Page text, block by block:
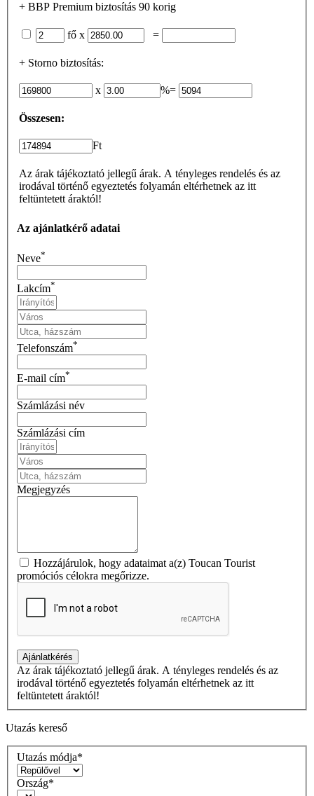
+ BBP Premium biztosítás 90 korig
fő x =
+ Storno biztosítás:
x %=
Összesen:
Ft
Az árak tájékoztató jellegű árak. A tényleges rendelés és az
irodával történő egyeztetés folyamán eltérhetnek az itt
feltüntetett áraktól!
Az ajánlatkérő adatai
Neve*
Lakcím*
Telefonszám*
E-mail cím*
Számlázási név
Számlázási cím
Megjegyzés
Hozzájárulok, hogy adataimat a(z) Toucan Tourist
promóciós célokra megőrizze.
Az árak tájékoztató jellegű árak. A tényleges rendelés és az
irodával történő egyeztetés folyamán eltérhetnek az itt
feltüntetett áraktól!
Utazás kereső
Utazás módja*
Ország*